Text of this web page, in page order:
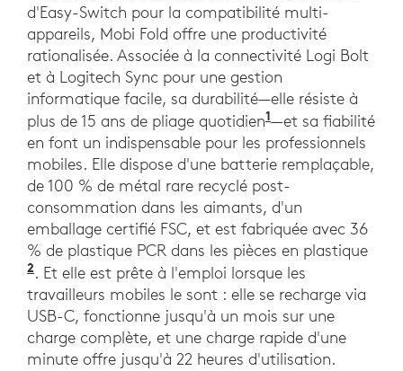
d'Easy-Switch pour la compatibilité multi-
appareils, Mobi Fold offre une productivité
rationalisée. Associée à la connectivité Logi Bolt
et à Logitech Sync pour une gestion
informatique facile, sa durabilité—elle résiste à
plus de 15 ans de pliage quotidien1—et sa fiabilité
en font un indispensable pour les professionnels
mobiles. Elle dispose d'une batterie remplaçable,
de 100 % de métal rare recyclé post-
consommation dans les aimants, d'un
emballage certifié FSC, et est fabriquée avec 36
% de plastique PCR dans les pièces en plastique
2. Et elle est prête à l'emploi lorsque les
travailleurs mobiles le sont : elle se recharge via
USB-C, fonctionne jusqu'à un mois sur une
charge complète, et une charge rapide d'une
minute offre jusqu'à 22 heures d'utilisation.